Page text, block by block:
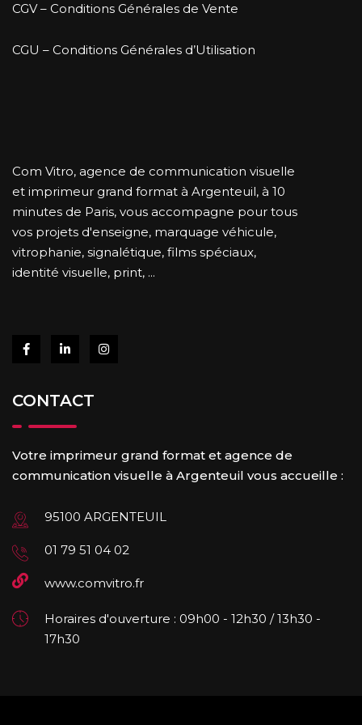
CGV – Conditions Générales de Vente
CGU – Conditions Générales d’Utilisation
Com Vitro, agence de communication visuelle
et imprimeur grand format à Argenteuil, à 10
minutes de Paris, vous accompagne pour tous
vos projets d'enseigne, marquage véhicule,
vitrophanie, signalétique, films spéciaux,
identité visuelle, print, ...
CONTACT
Votre imprimeur grand format et agence de
communication visuelle à Argenteuil vous accueille :
95100 ARGENTEUIL
01 79 51 04 02
www.comvitro.fr
Horaires d'ouverture : 09h00 - 12h30 / 13h30 -
17h30